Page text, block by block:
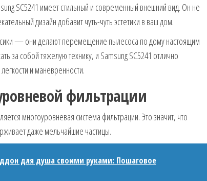
SC5241 имеет стильный и современный внешний вид. Он не
дизайн добавит чуть-чуть эстетики в ваш дом.
— они делают перемещение пылесоса по дому настоящим
за собой тяжелую технику, и Samsung SC5241 отлично
и маневренности.
фильтрации
многоуровневая система фильтрации. Это значит, что
даже мельчайшие частицы.
для душа своими руками: Пошаговое